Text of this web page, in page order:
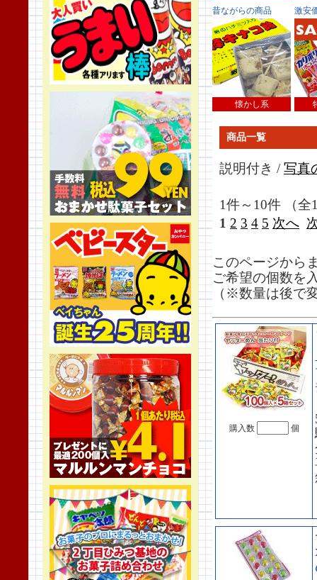
昔ながらの商品
懐かし系
激安
商品一覧
説明付き /写真
1件～10件 （
1 2 3 4 5 次へ
このページから
ご希望の個数を
（※数量は後で
購入数 個